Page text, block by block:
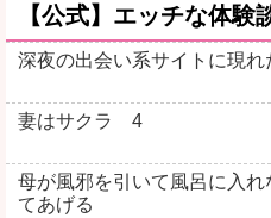
【公式】エッチな体験
深夜の出会い系サイトに現
妻はサクラ 4
母が風邪を引いて風呂に入
てあげる